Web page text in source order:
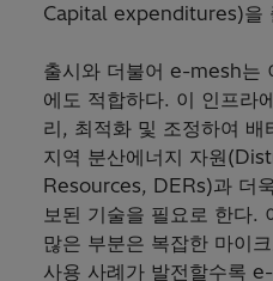
Capital expenditures)을
출시와 더불어 e-mesh는
에도 적합하다. 이 인프라
리, 최적화 및 조정하여
지역 분산에너지 자원
Resources, DERs)과 더
보된 기술을 필요로 한다.
많은 부분은 복잡한 마이
사용 사례가 발전할수록